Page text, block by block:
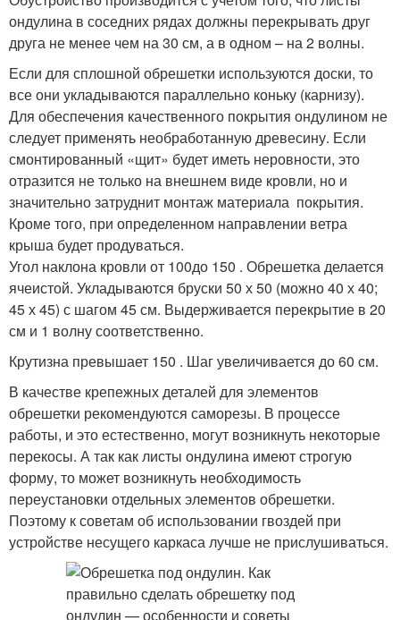
ондулина в соседних рядах должны перекрывать друг
друга не менее чем на 30 см, а в одном – на 2 волны.
Если для сплошной обрешетки используются доски, то
все они укладываются параллельно коньку (карнизу).
Для обеспечения качественного покрытия ондулином не
следует применять необработанную древесину. Если
смонтированный «щит» будет иметь неровности, это
отразится не только на внешнем виде кровли, но и
значительно затруднит монтаж материала покрытия.
Кроме того, при определенном направлении ветра
крыша будет продуваться.
Угол наклона кровли от 100до 150 . Обрешетка делается
ячеистой. Укладываются бруски 50 х 50 (можно 40 х 40;
45 х 45) с шагом 45 см. Выдерживается перекрытие в 20
см и 1 волну соответственно.
Крутизна превышает 150 . Шаг увеличивается до 60 см.
В качестве крепежных деталей для элементов
обрешетки рекомендуются саморезы. В процессе
работы, и это естественно, могут возникнуть некоторые
перекосы. А так как листы ондулина имеют строгую
форму, то может возникнуть необходимость
переустановки отдельных элементов обрешетки.
Поэтому к советам об использовании гвоздей при
устройстве несущего каркаса лучше не прислушиваться.